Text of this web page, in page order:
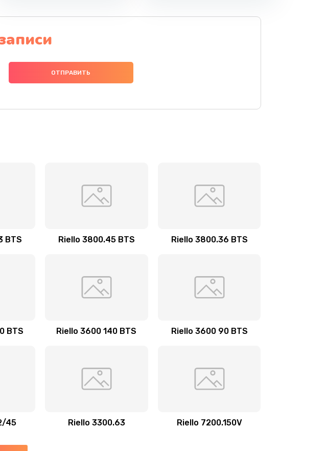
BTS Riello 3800.45 BTS Riello 3800.36 BTS
BTS Riello 3600 140 BTS Riello 3600 90 BTS
45 Riello 3300.63 Riello 7200.150V